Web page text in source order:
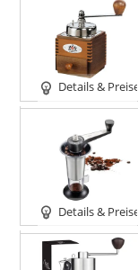
Details & Preise
Details & Preise